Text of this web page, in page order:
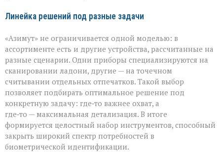
Линейка решений под разные задачи
«Азимут» не ограничивается одной моделью: в
ассортименте есть и другие устройства, рассчитанные на
разные сценарии. Одни приборы специализируются на
сканировании ладони, другие — на точечном
считывании отдельных отпечатков. Такой выбор
позволяет подбирать оптимальное решение под
конкретную задачу: где‑то важнее охват, а
где‑то — максимальная детализация. В итоге
формируется целостный набор инструментов, способный
закрыть широкий спектр потребностей в
биометрической идентификации.